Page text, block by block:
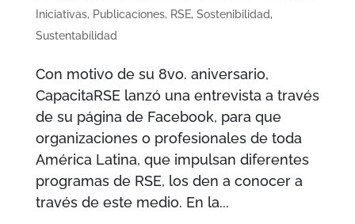
Iniciativas, Publicaciones, RSE, Sostenibilidad,
Sustentabilidad
Con motivo de su 8vo. aniversario,
CapacitaRSE lanzó una entrevista a través
de su página de Facebook, para que
organizaciones o profesionales de toda
América Latina, que impulsan diferentes
programas de RSE, los den a conocer a
través de este medio. En la...